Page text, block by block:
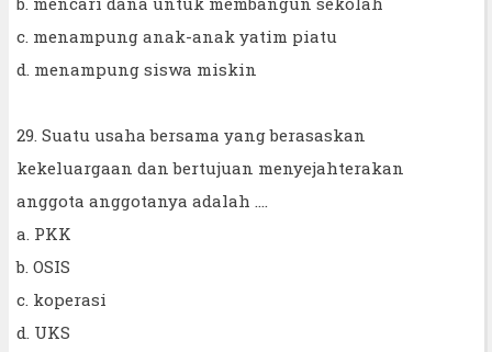
c. menampung anak-anak yatim piatu
d. menampung siswa miskin
29. Suatu usaha bersama yang berasaskan
kekeluargaan dan bertujuan menyejahterakan
anggota anggotanya adalah ....
a. PKK
b. OSIS
c. koperasi
d. UKS